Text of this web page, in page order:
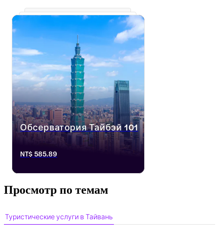
Обсерватория Тайбэй 101
Взлети на новую высоту в
Обсерватории Taipei 101,
самых высоких зданий в мире и
панорамные виды Тайбэя.
NT$ 585.89
Просмотр по темам
Туристические услуги в Тайвань